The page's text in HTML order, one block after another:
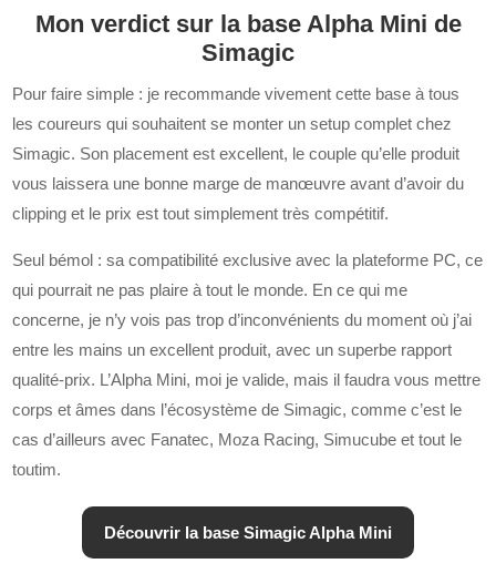
Mon verdict sur la base Alpha Mini de
Simagic
Pour faire simple : je recommande vivement cette base à tous
les coureurs qui souhaitent se monter un setup complet chez
Simagic. Son placement est excellent, le couple qu’elle produit
vous laissera une bonne marge de manœuvre avant d’avoir du
clipping et le prix est tout simplement très compétitif.
Seul bémol : sa compatibilité exclusive avec la plateforme PC, ce
qui pourrait ne pas plaire à tout le monde. En ce qui me
concerne, je n’y vois pas trop d’inconvénients du moment où j’ai
entre les mains un excellent produit, avec un superbe rapport
qualité-prix. L’Alpha Mini, moi je valide, mais il faudra vous mettre
corps et âmes dans l’écosystème de Simagic, comme c’est le
cas d’ailleurs avec Fanatec, Moza Racing, Simucube et tout le
toutim.
Découvrir la base Simagic Alpha Mini